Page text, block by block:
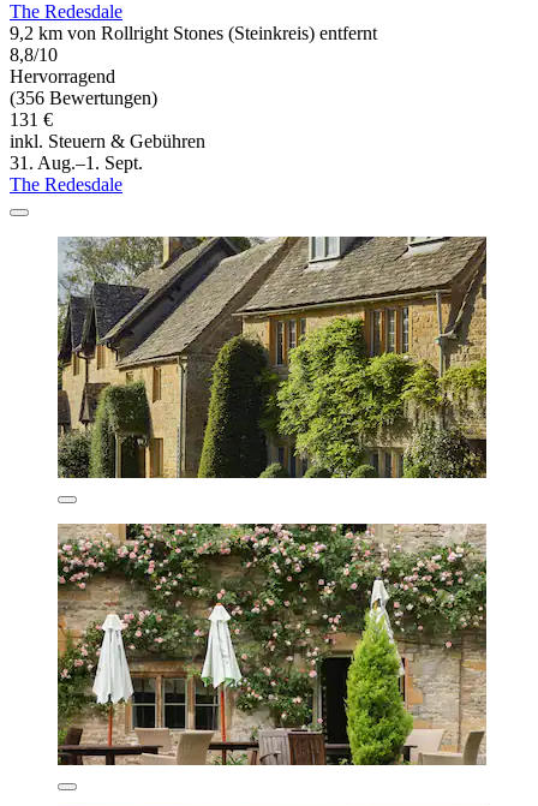
The Redesdale
9,2 km von Rollright Stones (Steinkreis) entfernt
8,8/10
Hervorragend
(356 Bewertungen)
131 €
inkl. Steuern & Gebühren
31. Aug.–1. Sept.
The Redesdale